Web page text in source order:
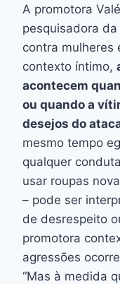
A promotora
pesquisadora
contra mulheres
contexto íntimo,
acontecem
ou quando a
desejos do
mesmo tempo
qualquer
usar roupas
– pode ser
de desrespeito
promotora
agressões
“Mas à medida